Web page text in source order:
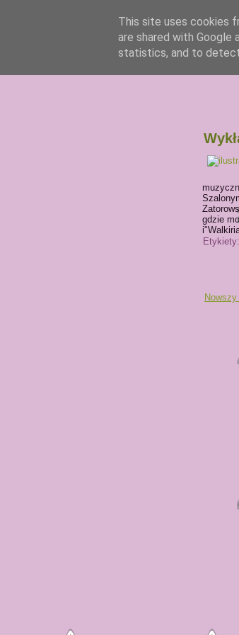
gdzie
Etykiety:
This site uses cookies
are shared with
statistics, and to detect